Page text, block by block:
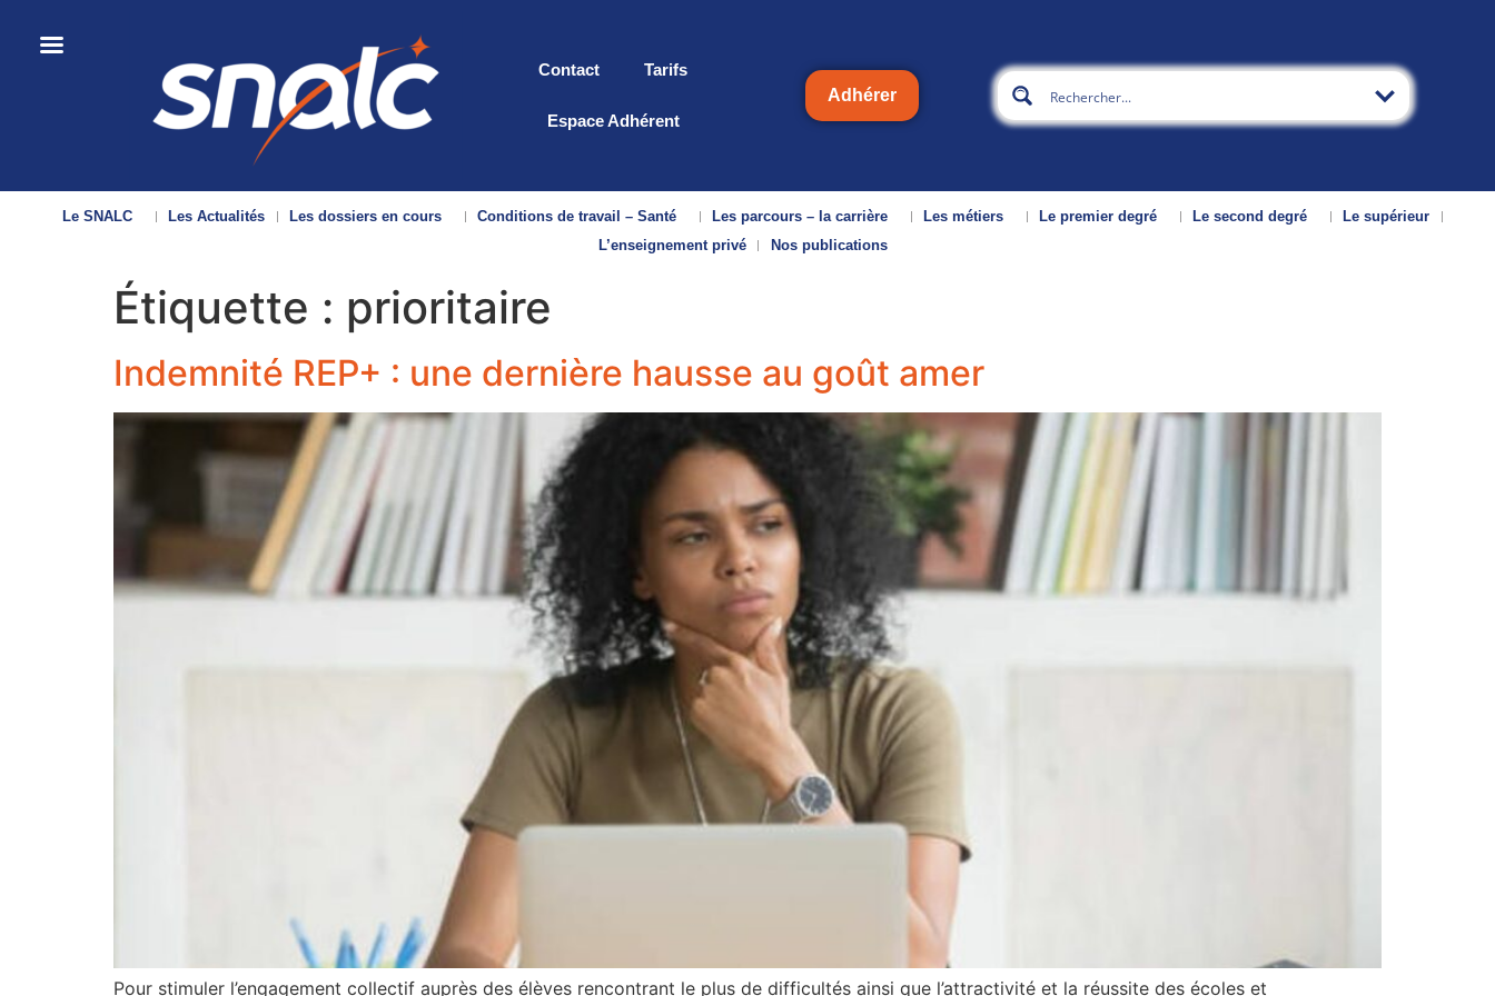
Contact Tarifs
Espace Adhérent
Adhérer
Le SNALC Les Actualités Les dossiers en cours Conditions de travail – Santé Les parcours – la carrière Les métiers Le premier degré Le second degré
Le supérieur
L’enseignement privé
Nos publications
Étiquette : prioritaire
Indemnité REP+ : une dernière hausse au goût amer
Pour stimuler l’engagement collectif auprès des élèves rencontrant le plus de difficultés ainsi que l’attractivité et la réussite des écoles et